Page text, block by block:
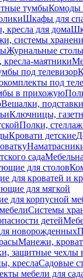
тумбыКомоды
Шкафы для
кресла для дома
системы
Журнальные
кресла-маятники
под телевизор
под
в прихожую
Вешалки,
Ключницы,
Полки,
Кровати детские
сада
для столов
для кроватей и
для мягкой
для корпусной
Системы
детей
новорожденных
Манежи,
защитные чехлы
креслаСадовые
мебели для